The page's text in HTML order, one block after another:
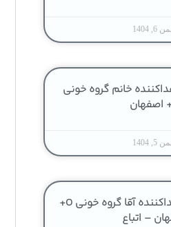
6, 1404
خانم گروه خونی
5, 1404
آگهی عادی — اهداکننده آقا گروه خونی O+
– اتباع